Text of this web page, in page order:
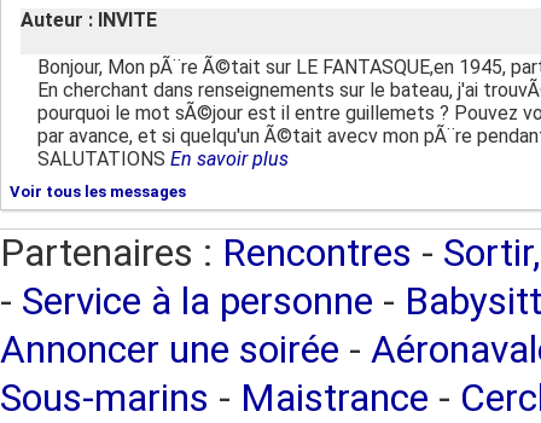
Auteur : INVITE
Bonjour, Mon pÃ¨re Ã©tait sur LE FANTASQUE,en 1945,
En cherchant dans renseignements sur le bateau, j'ai
pourquoi le mot sÃ©jour est il entre guillemets ? Pouvez
par avance, et si quelqu'un Ã©tait avecv mon pÃ¨re
SALUTATIONS En savoir plus
Voir tous les messages
Partenaires : Rencontres -
- Service à la personne -
Annoncer une soirée -
Sous-marins - Maistrance -